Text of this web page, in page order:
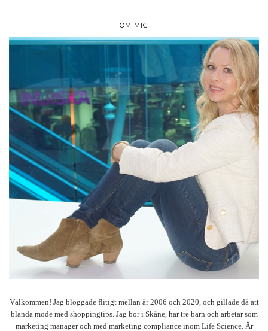
OM MIG
Välkommen! Jag bloggade flitigt mellan år 2006 och 2020, och gillade då att
blanda mode med shoppingtips. Jag bor i Skåne, har tre barn och arbetar som
marketing manager och med marketing compliance inom Life Science. Är